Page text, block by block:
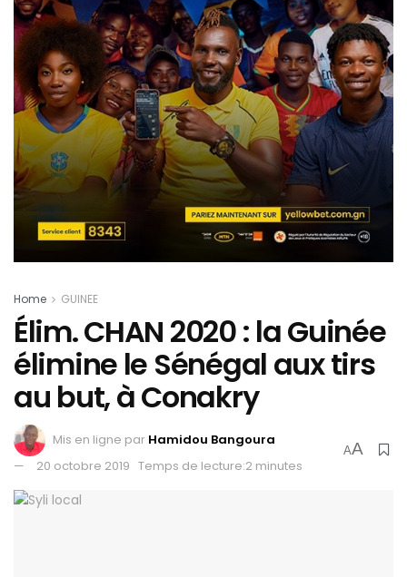
Home GUINEE
Élim. CHAN 2020 : la Guinée
élimine le Sénégal aux tirs
au but, à Conakry
Mis en ligne par Hamidou Bangoura
20 octobre 2019 Temps de lecture:2 minutes
AA